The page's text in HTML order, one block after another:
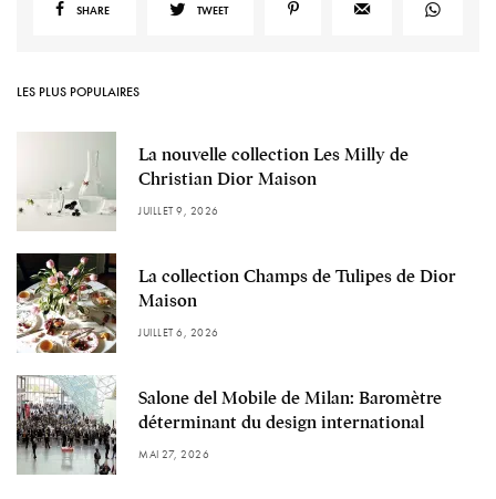
SHARE TWEET
LES PLUS POPULAIRES
La nouvelle collection Les Milly de
Christian Dior Maison
JUILLET 9, 2026
La collection Champs de Tulipes de Dior
Maison
JUILLET 6, 2026
Salone del Mobile de Milan: Baromètre
déterminant du design international
MAI 27, 2026